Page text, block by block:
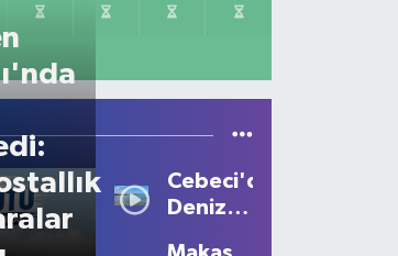
Cebeci'de
Deniz